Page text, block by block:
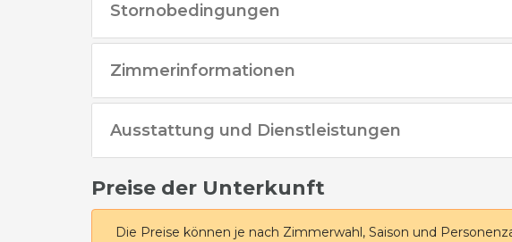
Stornobedingungen
Zimmerinformationen
Ausstattung und Dienstleistungen
Preise der Unterkunft
Die Preise können je nach Zimmerwahl, Saison und